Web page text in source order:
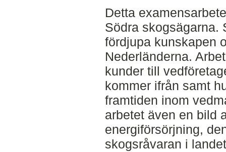
Detta
Södra skogsägarna.
fördjupa kunskapen
Nederländerna.
kunder till
kommer ifrån samt
framtiden inom
arbetet även en bild
energiförsörjning,
skogsråvaran i